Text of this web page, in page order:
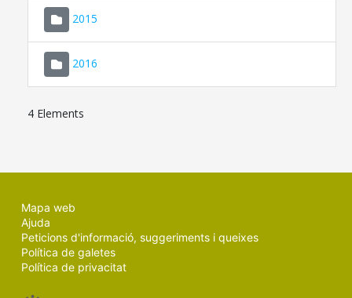
2015
2016
4 Elements
Mapa web
Ajuda
Peticions d'informació, suggeriments i queixes
Política de galetes
Política de privacitat